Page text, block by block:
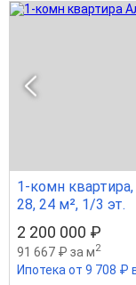
1-комн
28, 24 м², 1/3 эт.
2 200 000 ₽
91 667 ₽ за м2
Ипотека от 9 708 ₽